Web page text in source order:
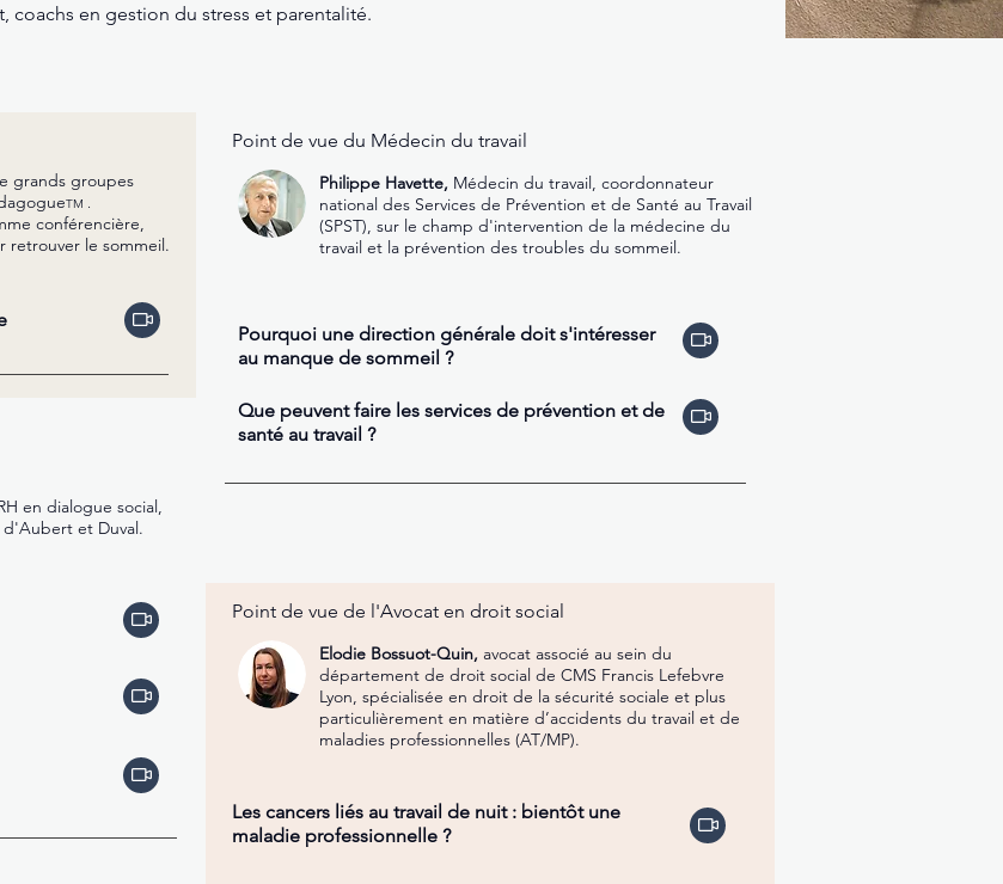
coachs en gestion du stress et parentalité.
grands groupes
TM
conférencière,
retrouver le sommeil.
en dialogue social,
et Duval.
Point de vue du Médecin du travail
Philippe Havette, Médecin du travail, coordonnateur
national des Services de Prévention et de Santé au Travail
(SPST), sur le champ d'intervention de la médecine du
travail et la prévention des troubles du sommeil.
Pourquoi une direction générale doit s'intéresser
au manque de sommeil ?
Que peuvent faire les services de prévention et de
santé au travail ?
Point de vue de l'Avocat en droit social
Elodie Bossuot-Quin, avocat associé au sein du
département de droit social de CMS Francis Lefebvre
Lyon, spécialisée en droit de la sécurité sociale et plus
particulièrement en matière d’accidents du travail et de
maladies professionnelles (AT/MP).
Les cancers liés au travail de nuit : bientôt une
maladie professionnelle ?